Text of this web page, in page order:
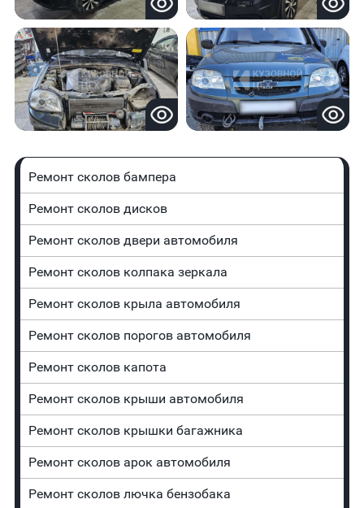
Ремонт сколов бампера
Ремонт сколов дисков
Ремонт сколов двери автомобиля
Ремонт сколов колпака зеркала
Ремонт сколов крыла автомобиля
Ремонт сколов порогов автомобиля
Ремонт сколов капота
Ремонт сколов крыши автомобиля
Ремонт сколов крышки багажника
Ремонт сколов арок автомобиля
Ремонт сколов лючка бензобака